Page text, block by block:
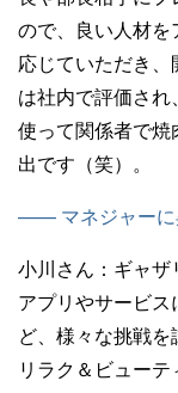
ので、良い人材
応じていただき
は社内で評価さ
使って関係者で
出です（笑）。
—— マネジャーに
小川さん： ギャザ
アプリやサービ
ど、様々な挑戦
リラク＆ビュー